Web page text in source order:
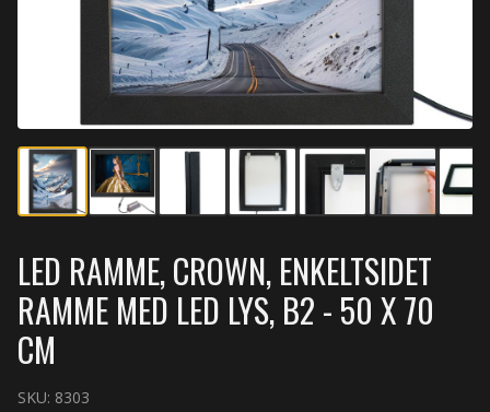
LED RAMME, CROWN, ENKELTSIDET
RAMME MED LED LYS, B2 - 50 X 70
CM
SKU: 8303